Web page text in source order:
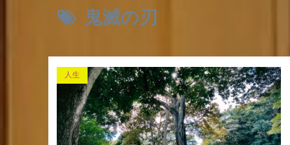
鬼滅の刃
人生